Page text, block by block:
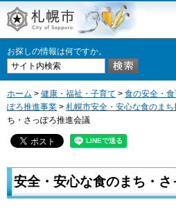
札幌市
お探しの情報は何ですか。
ホーム > 健康・福祉・子育て > 食の安全・
ぽろ推進事業 > 札幌市安全・安心な食のまち
ち・さっぽろ推進会議
安全・安心な食のまち・